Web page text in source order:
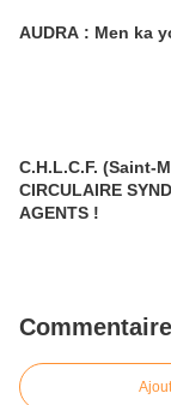
AUDRA : Men ka
C.H.L.C.F. (Saint-
CIRCULAIRE
AGENTS !